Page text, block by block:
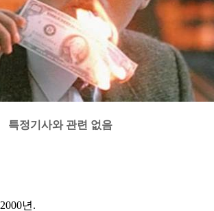
특정기사와 관련 없음
2000년 .